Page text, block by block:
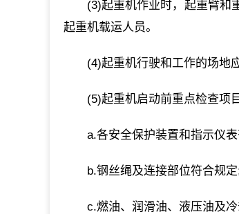
(3)起重机作业时，起重臂和
起重机载运人员。
(4)起重机行驶和工作的场地
(5)起重机启动前重点检查项
a.各安全保护装置和指示仪
b.钢丝绳及连接部位符合规
c.燃油、润滑油、液压油及